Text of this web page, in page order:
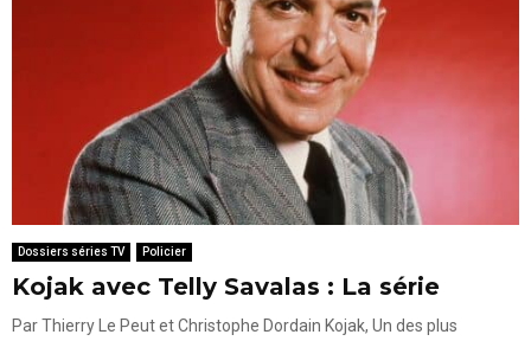
Dossiers séries TV Policier
Kojak avec Telly Savalas : La série
Par Thierry Le Peut et Christophe Dordain Kojak, Un des plus